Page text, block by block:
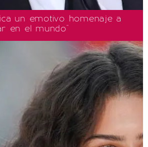
un emotivo homenaje a
en el mundo"